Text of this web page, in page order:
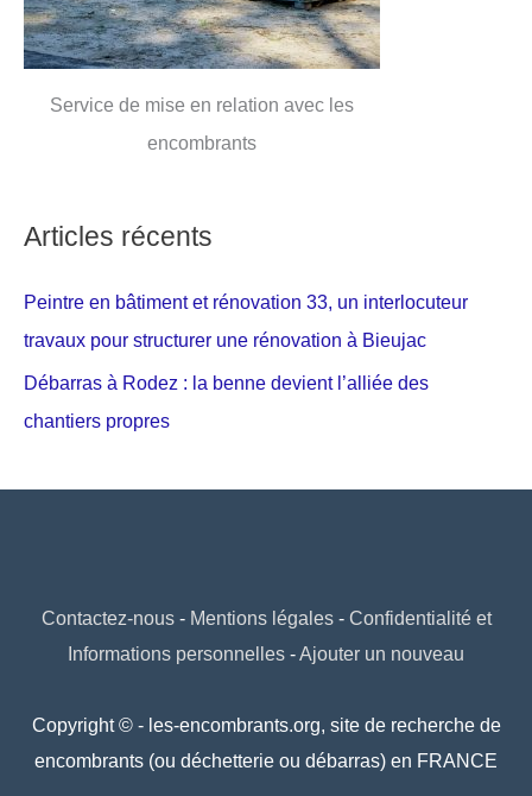
Service de mise en relation avec les
encombrants
Articles récents
Peintre en bâtiment et rénovation 33, un interlocuteur
travaux pour structurer une rénovation à Bieujac
Débarras à Rodez : la benne devient l’alliée des
chantiers propres
Contactez-nous- Mentions légales- Confidentialité et
Informations personnelles -Ajouter un nouveau
Copyright © - les-encombrants.org, site de recherche de
encombrants (ou déchetterie ou débarras) en FRANCE